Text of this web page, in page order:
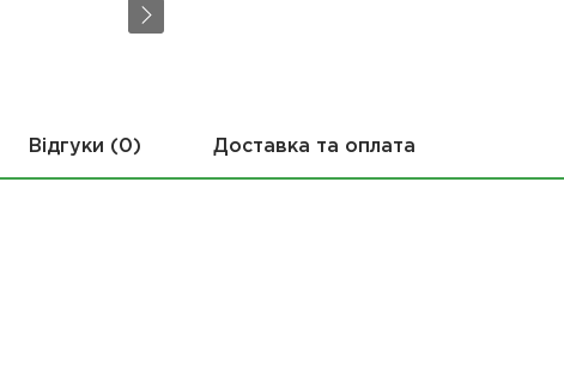
Відгуки (0) Доставка та оплата